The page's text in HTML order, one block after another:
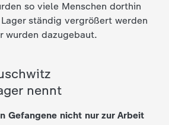
so viele Menschen dorthin
ständig vergrößert werden
wurden dazugebaut.
nennt
Gefangene nicht nur zur Arbeit